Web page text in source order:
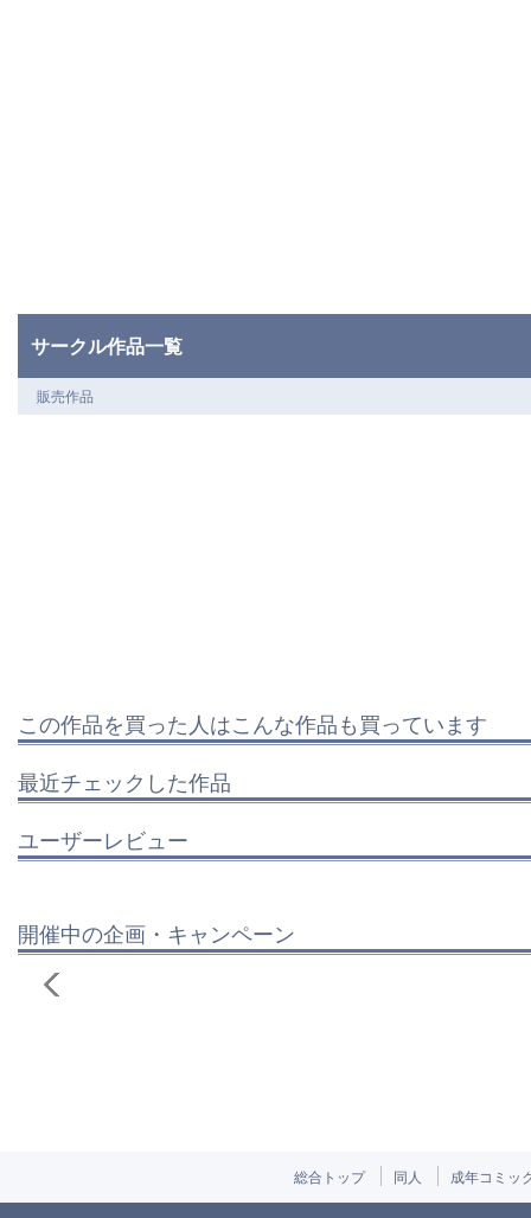
サークル作品一覧
販売作品
この作品を買った人はこんな作品も買っています
最近チェックした作品
ユーザーレビュー
開催中の企画・キャンペーン
総合トップ 同人 成年コミッ